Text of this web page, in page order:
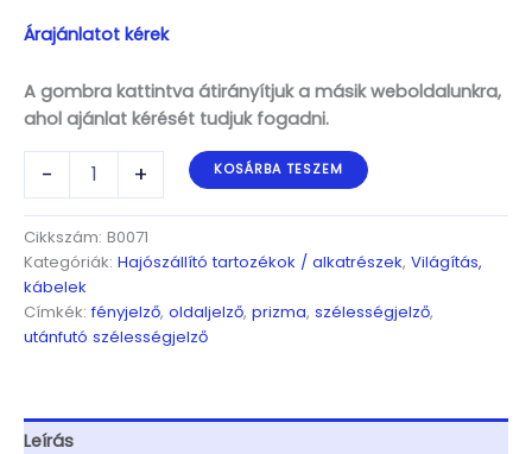
Árajánlatot kérek
A gombra kattintva átirányítjuk a másik weboldalunkra,
ahol ajánlat kérését tudjuk fogadni.
-
Szélességjelző
>2100mm
fölött
mennyiség
+ KOSÁRBA TESZEM
Cikkszám: B0071
Kategóriák: Hajószállító tartozékok / alkatrészek, Világítás,
kábelek
Címkék:fényjelző, oldaljelző, prizma, szélességjelző,
utánfutó szélességjelző
Leírás